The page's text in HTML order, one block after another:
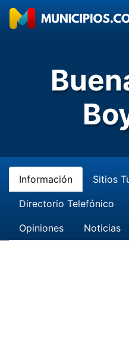
Información Sitios
Directorio Telefónico
Opiniones Noticias